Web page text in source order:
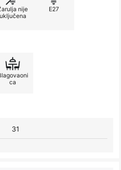
nije
uključena
E27
ca
31